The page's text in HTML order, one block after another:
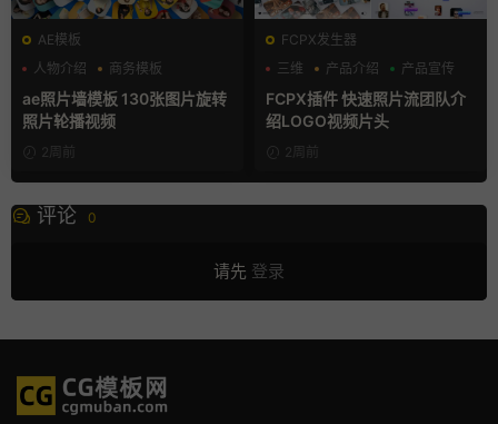
AE模板
人物介绍
商务模板
幻灯片
ae照片墙模板 130张图片旋转
照片轮播视频
2周前
FCPX发生器
三维
产品介绍 产品宣传
FCPX插件 快速照片流团队介
绍LOGO视频片头
2周前
评论 0
请先 登录